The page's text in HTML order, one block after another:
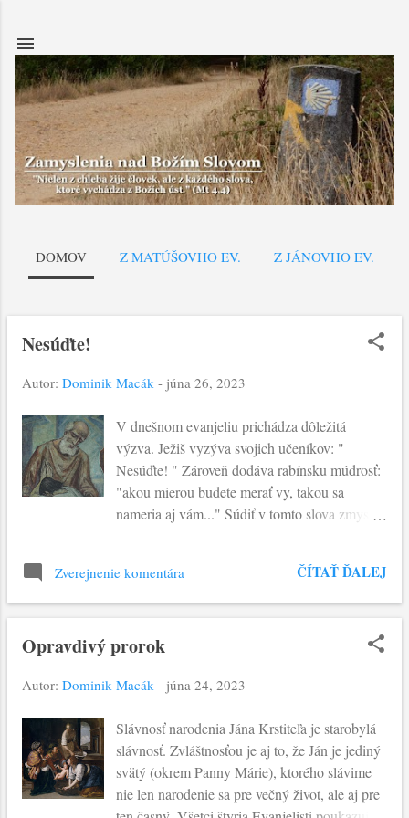
DOMOV Z MATÚŠOVHO EV. Z JÁNOVHO EV.
Nesúďte!
Autor: Dominik Macák - júna 26, 2023
V dnešnom evanjeliu prichádza dôležitá
výzva. Ježiš vyzýva svojich učeníkov: "
Nesúďte! " Zároveň dodáva rabínsku múdrosť:
"akou mierou budete merať vy, takou sa
nameria aj vám..." Súdiť v tomto slova zmysle
dobra a zla ! Ľudský úsudok je obmedzený v
poznaní. Žiaden človek nepozná srdce toho
druhého. A nepozná ani objektívne zlo a
dobro. Problém nášho posudzovania tkvie ešte
ospravedlňujeme seba samých . Na rozdiel do
pozná pravdu o človeku. Paradoxne, ten je
nesmierne a bezhraničné milosrdenstvo.
Objavme vo svojom živote tento postoj, ktorý
nás privedie k pokore modliť sa slová z
Zverejnenie komentára ČÍTAŤ ĎALEJ
Opravdivý prorok
Autor: Dominik Macák - júna 24, 2023
Slávnosť narodenia Jána Krstiteľa je starobylá
slávnosť. Zvláštnosťou je aj to, že Ján je jediný
svätý (okrem Panny Márie), ktorého slávime
nie len narodenie sa pre večný život, ale aj pre